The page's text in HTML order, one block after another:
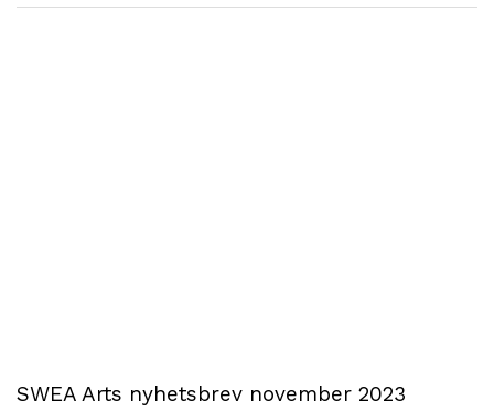
SWEA Arts nyhetsbrev november 2023